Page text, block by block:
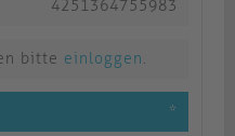
4251364755983
bitte einloggen.
*